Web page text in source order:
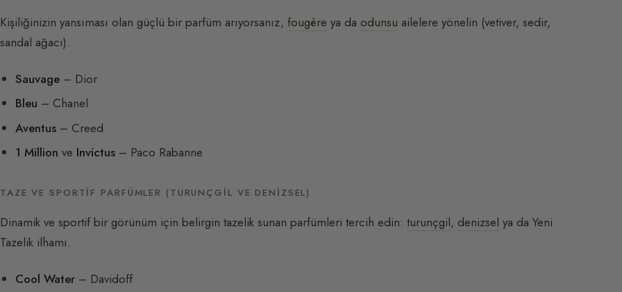
Kişiliğinizin yansıması olan güçlü bir parfüm arıyorsanız, fougère ya da odunsu ailelere yönelin (vetiver, sedir,
sandal ağacı).
Sauvage – Dior
Bleu – Chanel
Aventus – Creed
1 Million ve Invictus – Paco Rabanne
TAZE VE SPORTIF PARFÜMLER (TURUNÇGIL VE DENIZSEL)
Dinamik ve sportif bir görünüm için belirgin tazelik sunan parfümleri tercih edin: turunçgil, denizsel ya da Yeni
Tazelik ilhamı.
Cool Water – Davidoff